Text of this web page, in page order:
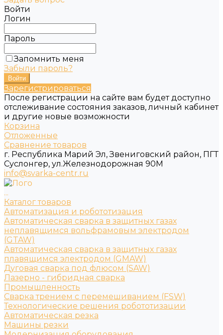
Войти
Логин
Пароль
Запомнить меня
Забыли пароль?
Зарегистрироваться
После регистрации на сайте вам будет доступно
отслеживание состояния заказов, личный кабинет
и другие новые возможности
Корзина
Отложенные
Сравнение товаров
г. Республика Марий Эл, Звениговский район, ПГТ
Суслонгер, ул.Железнодорожная 90М
info@svarka-centr.ru
...
Каталог товаров
Автоматизация и робототизация
Автоматическая сварка в защитных газах
неплавящимся вольфрамовым электродом
(GTAW)
Автоматическая сварка в защитных газах
плавящимся электродом (GMAW)
Дуговая сварка под флюсом (SAW)
Лазерно - гибридная сварка
Промышленность
Сварка трением с перемешиванием (FSW)
Технологические решения робототизации
Автоматическая резка
Машины резки